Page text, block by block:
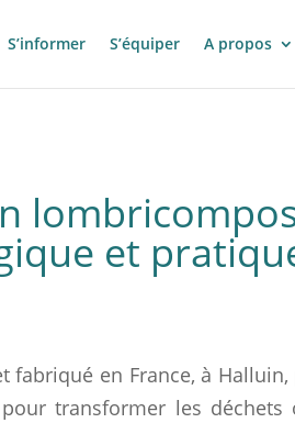
S’informer S’équiper A propos
et
en France, à
transformer les